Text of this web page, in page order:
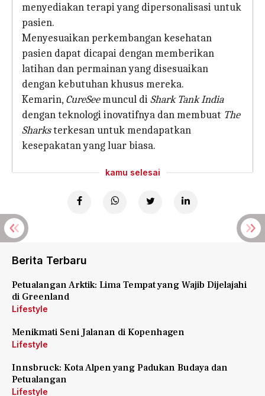
menyediakan terapi yang dipersonalisasi untuk
pasien.
Menyesuaikan perkembangan kesehatan
pasien dapat dicapai dengan memberikan
latihan dan permainan yang disesuaikan
dengan kebutuhan khusus mereka.
Kemarin, CureSeemuncul diShark Tank India
dengan teknologi inovatifnya dan membuat The
Sharksterkesan untuk mendapatkan
kesepakatan yang luar biasa.
kamu selesai
Berita Terbaru
Petualangan Arktik: Lima Tempat yang Wajib Dijelajahi
di Greenland
Lifestyle
Menikmati Seni Jalanan di Kopenhagen
Lifestyle
Innsbruck: Kota Alpen yang Padukan Budaya dan
Petualangan
Lifestyle